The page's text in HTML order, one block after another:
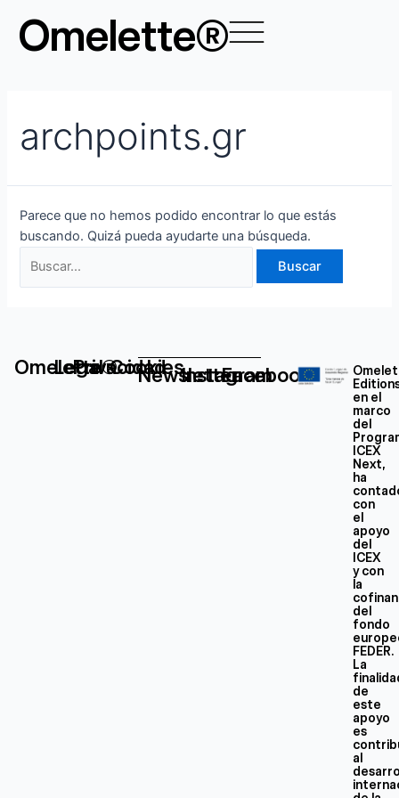
contenido
Omelette®
archpoints.gr
Parece que no hemos podido encontrar lo que estás
buscando. Quizá pueda ayudarte una búsqueda.
por:
Omelette®
Legal
Privacidad
Cookies
Newsletter
Instagram
Facebook
en el
marco
del
ICEX
Next,
ha
con
el
apoyo
del
ICEX
y con
la
del
fondo
FEDER.
La
de
este
apoyo
es
al